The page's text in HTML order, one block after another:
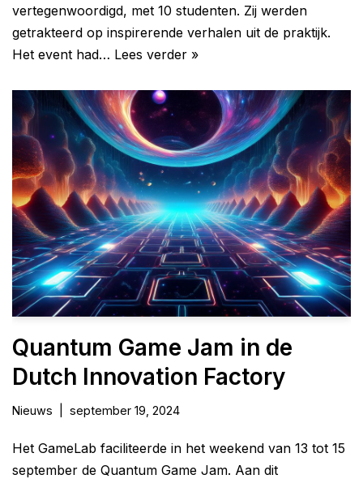
vertegenwoordigd, met 10 studenten. Zij werden
getrakteerd op inspirerende verhalen uit de praktijk.
Het event had… Lees verder »
Quantum Game Jam in de
Dutch Innovation Factory
Nieuws september 19, 2024
Het GameLab faciliteerde in het weekend van 13 tot 15
september de Quantum Game Jam. Aan dit